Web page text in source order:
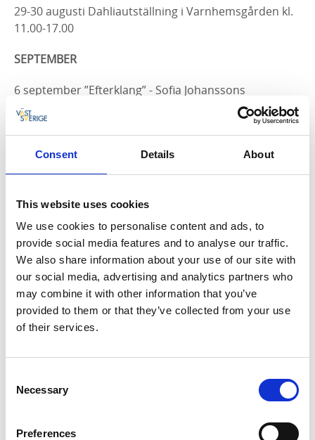
Consent Details About
This website uses cookies
We use cookies to personalise content and ads, to
provide social media features and to analyse our traffic.
We also share information about your use of our site with
our social media, advertising and analytics partners who
may combine it with other information that you’ve
provided to them or that they’ve collected from your use
of their services.
Selection
Necessary
Preferences
29-30 augusti Dahliautställning i Varnhemsgården kl.
11.00-17.00
SEPTEMBER
6 september ”Efterklang” - Sofia Johanssons
kammarkör, Varnhems klosterkyrka
Läs mer här
12 september Victoravandringen. Start Varnhem och
slut vid naturum Hornborgasjön. En pilgrimsvandring
på 12 km.Läs mer här
12-13 september Hembygdsrundan i Skara kommun
där bland annat Ryttartorpet Stenslund och
Remningstorp skogsmuseum strax utanför Varnhem
deltar.
Läs mer här
Guidningar
Under sommaren hålls fasta guidningar. Du är varmt
välkommen att boka privat guidning övrig tid på året,